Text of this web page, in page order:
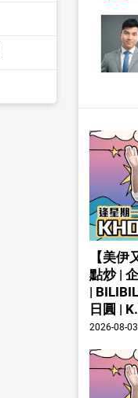
【美
點炒 |
|
日圓 |
2026-08-03